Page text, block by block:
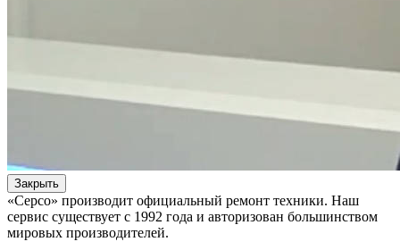
Закрыть
«Серсо» производит официальный ремонт техники. Наш
сервис существует с 1992 года и авторизован большинством
мировых производителей.